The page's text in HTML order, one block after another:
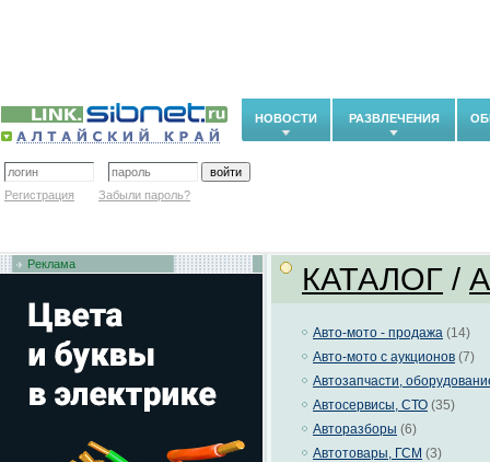
НОВОСТИ РАЗВЛЕЧЕНИЯ
Регистрация Забыли пароль?
Реклама КАТАЛОГ /
Авто-мото - продажа (14)
Авто-мото с аукционов (7)
Автозапчасти,
Автосервисы, СТО (35)
Авторазборы (6)
Автотовары, ГСМ (3)